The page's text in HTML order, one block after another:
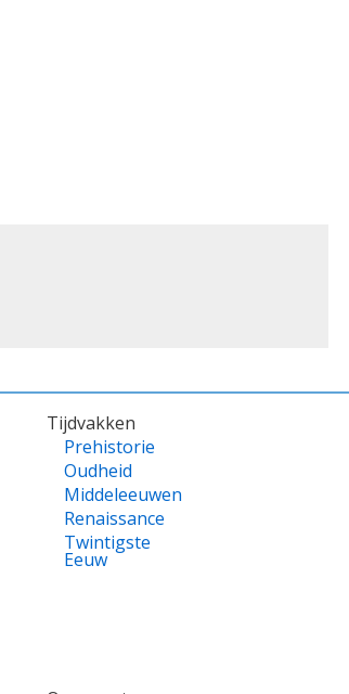
Tijdvakken
Prehistorie
Oudheid
Middeleeuwen
Renaissance
Twintigste
Eeuw